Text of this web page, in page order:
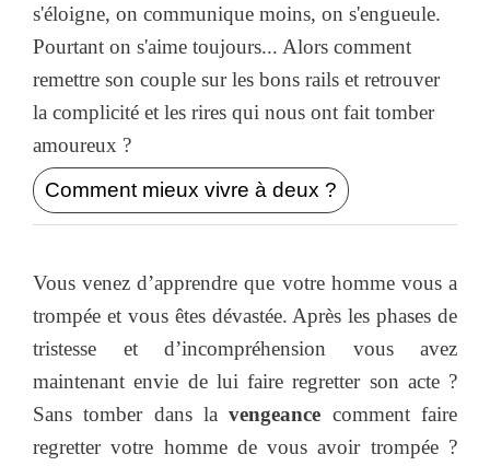
s'éloigne, on communique moins, on s'engueule.
Pourtant on s'aime toujours... Alors comment
remettre son couple sur les bons rails et retrouver
la complicité et les rires qui nous ont fait tomber
amoureux ?
Comment mieux vivre à deux ?
Vous venez d’apprendre que votre homme vous a
trompée et vous êtes dévastée. Après les phases de
tristesse et d’incompréhension vous avez
maintenant envie de lui faire regretter son acte ?
Sans tomber dans lavengeance comment faire
regretter votre homme de vous avoir trompée ?